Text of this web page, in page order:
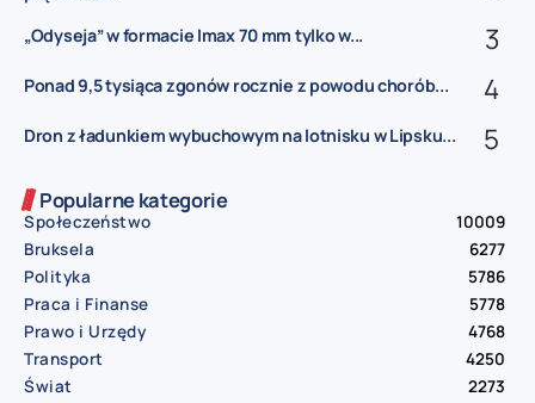
„Odyseja” w formacie Imax 70 mm tylko w...
Ponad 9,5 tysiąca zgonów rocznie z powodu chorób...
Dron z ładunkiem wybuchowym na lotnisku w Lipsku...
Popularne kategorie
Społeczeństwo
10009
Bruksela
6277
Polityka
5786
Praca i Finanse
5778
Prawo i Urzędy
4768
Transport
4250
Świat
2273